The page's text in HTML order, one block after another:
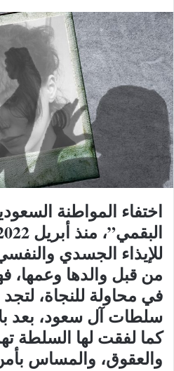
اختفاء المواطنة
للإيذاء الجسدي
من قبل والدها وعمها،
في محاولة للنجاة،
سلطات آل سعود، بعد
كما لفقت لها السلطة
والعقوق، والمساس